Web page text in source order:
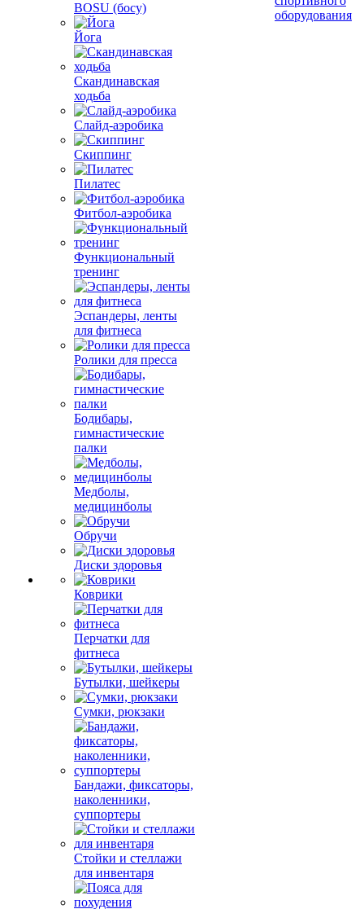
BOSU (босу)
Йога
Скандинавская
ходьба
Слайд-аэробика
Скиппинг
Пилатес
Фитбол-аэробика
Функциональный
тренинг
Эспандеры, ленты
для фитнеса
Ролики для пресса
Бодибары,
гимнастические
палки
Медболы,
медицинболы
Обручи
Диски здоровья
Коврики
Перчатки для
фитнеса
Бутылки, шейкеры
Сумки, рюкзаки
Бандажи, фиксаторы,
наколенники,
суппортеры
Стойки и стеллажи
для инвентаря
оборудования